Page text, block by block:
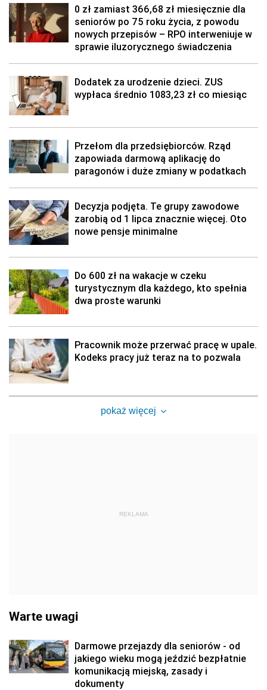
0 zł zamiast 366,68 zł miesięcznie dla
seniorów po 75 roku życia, z powodu
nowych przepisów – RPO interweniuje w
sprawie iluzorycznego świadczenia
Dodatek za urodzenie dzieci. ZUS
wypłaca średnio 1083,23 zł co miesiąc
Przełom dla przedsiębiorców. Rząd
zapowiada darmową aplikację do
paragonów i duże zmiany w podatkach
Decyzja podjęta. Te grupy zawodowe
zarobią od 1 lipca znacznie więcej. Oto
nowe pensje minimalne
Do 600 zł na wakacje w czeku
turystycznym dla każdego, kto spełnia
dwa proste warunki
Pracownik może przerwać pracę w upale.
Kodeks pracy już teraz na to pozwala
pokaż więcej
REKLAMA
Warte uwagi
Darmowe przejazdy dla seniorów - od
jakiego wieku mogą jeździć bezpłatnie
komunikacją miejską, zasady i
dokumenty